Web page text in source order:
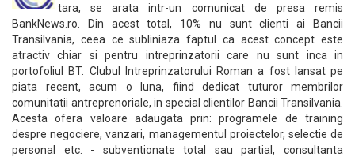
tara, se arata intr-un comunicat de presa remis
BankNews.ro. Din acest total, 10% nu sunt clienti ai Bancii
Transilvania, ceea ce subliniaza faptul ca acest concept este
atractiv chiar si pentru intreprinzatorii care nu sunt inca in
portofoliul BT. Clubul Intreprinzatorului Roman a fost lansat pe
piata recent, acum o luna, fiind dedicat tuturor membrilor
comunitatii antreprenoriale, in special clientilor Bancii Transilvania.
Acesta ofera valoare adaugata prin: programele de training
despre negociere, vanzari, managementul proiectelor, selectie de
personal etc. - subventionate total sau partial, consultanta